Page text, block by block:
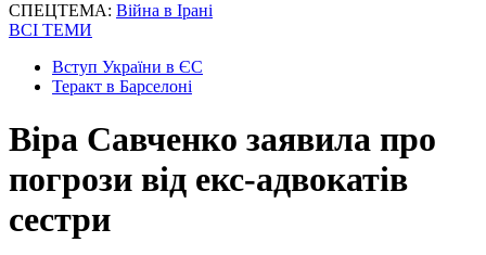
СПЕЦТЕМА: Війна в Ірані
ВСІ ТЕМИ
Вступ України в ЄС
Теракт в Барселоні
Віра Савченко заявила про
погрози від екс-адвокатів
сестри